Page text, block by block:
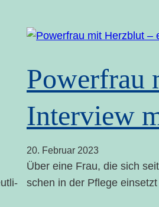
Power­frau
Inter­view
20. Febru­ar 2023
Über eine Frau, die sich
schen in der Pfle­ge